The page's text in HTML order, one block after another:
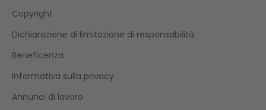
Copyright
Dichiarazione di limitazione di responsabilità
Beneficenza
Informativa sulla privacy
Annunci di lavoro